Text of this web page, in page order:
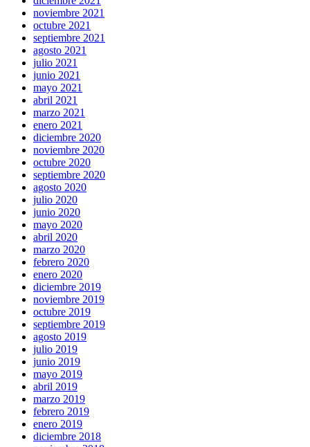
noviembre 2021
octubre 2021
septiembre 2021
agosto 2021
julio 2021
junio 2021
mayo 2021
abril 2021
marzo 2021
enero 2021
diciembre 2020
noviembre 2020
octubre 2020
septiembre 2020
agosto 2020
julio 2020
junio 2020
mayo 2020
abril 2020
marzo 2020
febrero 2020
enero 2020
diciembre 2019
noviembre 2019
octubre 2019
septiembre 2019
agosto 2019
julio 2019
junio 2019
mayo 2019
abril 2019
marzo 2019
febrero 2019
enero 2019
diciembre 2018